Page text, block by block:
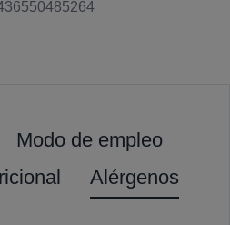
Modo de empleo
Alérgenos